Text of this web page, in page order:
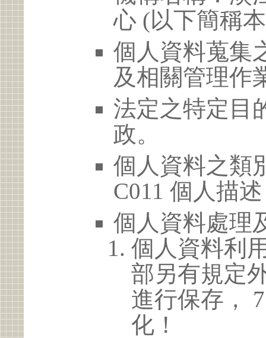
心 (以下簡稱
個人資料蒐集
及相關管理作
法定之特定目
政。
個人資料之類
C011 個人描述
個人資料處理
個人資料利
部另有規定
進行保存，
化！